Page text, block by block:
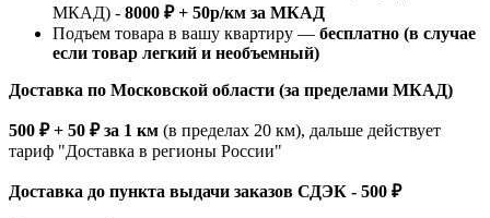
МКАД) - 8000 ₽ + 50р/км за МКАД
Подъем товара в вашу квартиру — бесплатно (в случае
если товар легкий и необъемный)
Доставка по Московской области (за пределами МКАД)
500 ₽ + 50 ₽ за 1 км (в пределах 20 км), дальше действует
тариф "Доставка в регионы России"
Доставка до пункта выдачи заказов СДЭК - 500 ₽